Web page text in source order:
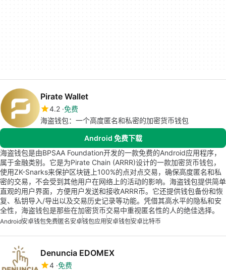
Pirate Wallet
4.2 免费
海盗钱包：一个高度匿名和私密的加密货币钱包
Android 免费下载
海盗钱包是由BPSAA Foundation开发的一款免费的Android应用程序，
属于金融类别。它是为Pirate Chain (ARRR)设计的一款加密货币钱包，
使用ZK-Snarks来保护区块链上100%的点对点交易，确保高度匿名和私
密的交易，不会受到其他用户在网络上的活动的影响。海盗钱包提供简单
直观的用户界面，方便用户发送和接收ARRR币。它还提供钱包备份和恢
复、私钥导入/导出以及交易历史记录等功能。凭借其高水平的隐私和安
全性，海盗钱包是那些在加密货币交易中重视匿名性的人的绝佳选择。
Android安卓钱包免费匿名安卓钱包应用安卓钱包安卓比特币
Denuncia EDOMEX
4 免费